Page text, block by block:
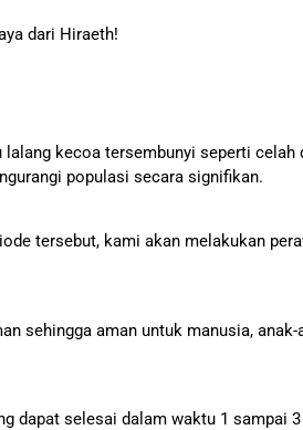
dari Hiraeth!
kecoa tersembunyi seperti celah
populasi secara signifikan.
tersebut, kami akan melakukan
sehingga aman untuk manusia, anak-
dapat selesai dalam waktu 1 sampai